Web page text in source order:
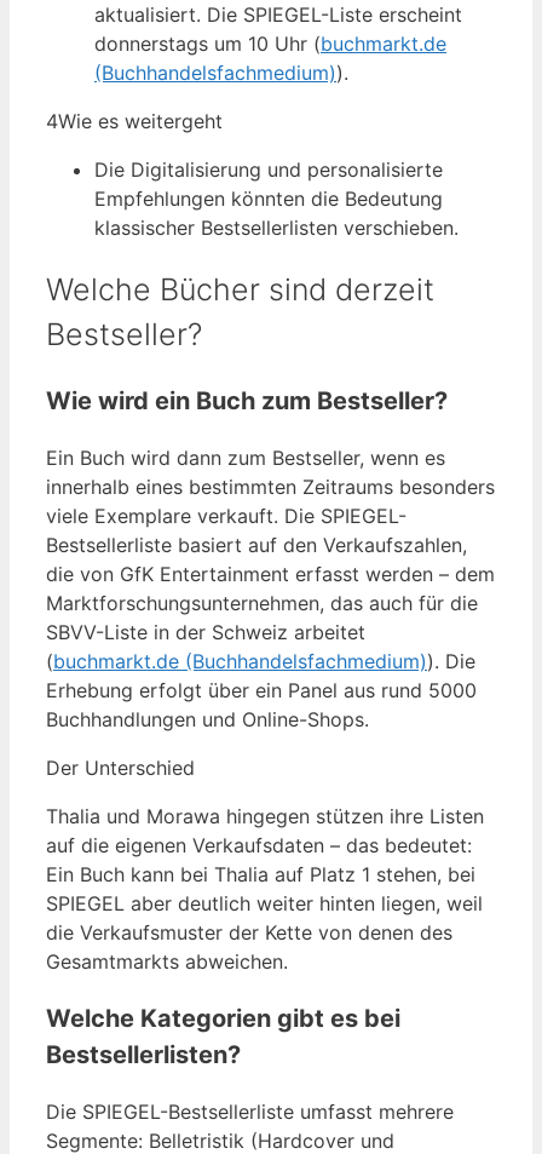
aktualisiert. Die SPIEGEL-Liste erscheint
donnerstags um 10 Uhr (buchmarkt.de
(Buchhandelsfachmedium)).
4Wie es weitergeht
Die Digitalisierung und personalisierte
Empfehlungen könnten die Bedeutung
klassischer Bestsellerlisten verschieben.
Welche Bücher sind derzeit
Bestseller?
Wie wird ein Buch zum Bestseller?
Ein Buch wird dann zum Bestseller, wenn es
innerhalb eines bestimmten Zeitraums besonders
viele Exemplare verkauft. Die SPIEGEL-
Bestsellerliste basiert auf den Verkaufszahlen,
die von GfK Entertainment erfasst werden – dem
Marktforschungsunternehmen, das auch für die
SBVV-Liste in der Schweiz arbeitet
(buchmarkt.de (Buchhandelsfachmedium)). Die
Erhebung erfolgt über ein Panel aus rund 5000
Buchhandlungen und Online-Shops.
Der Unterschied
Thalia und Morawa hingegen stützen ihre Listen
auf die eigenen Verkaufsdaten – das bedeutet:
Ein Buch kann bei Thalia auf Platz 1 stehen, bei
SPIEGEL aber deutlich weiter hinten liegen, weil
die Verkaufsmuster der Kette von denen des
Gesamtmarkts abweichen.
Welche Kategorien gibt es bei
Bestsellerlisten?
Die SPIEGEL-Bestsellerliste umfasst mehrere
Segmente: Belletristik (Hardcover und